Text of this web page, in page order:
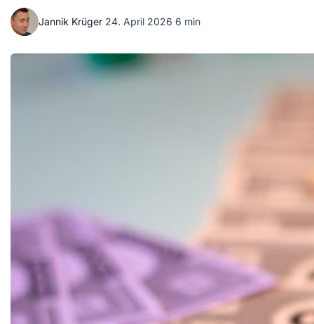
Jannik Krüger·24. April 2026·6 min